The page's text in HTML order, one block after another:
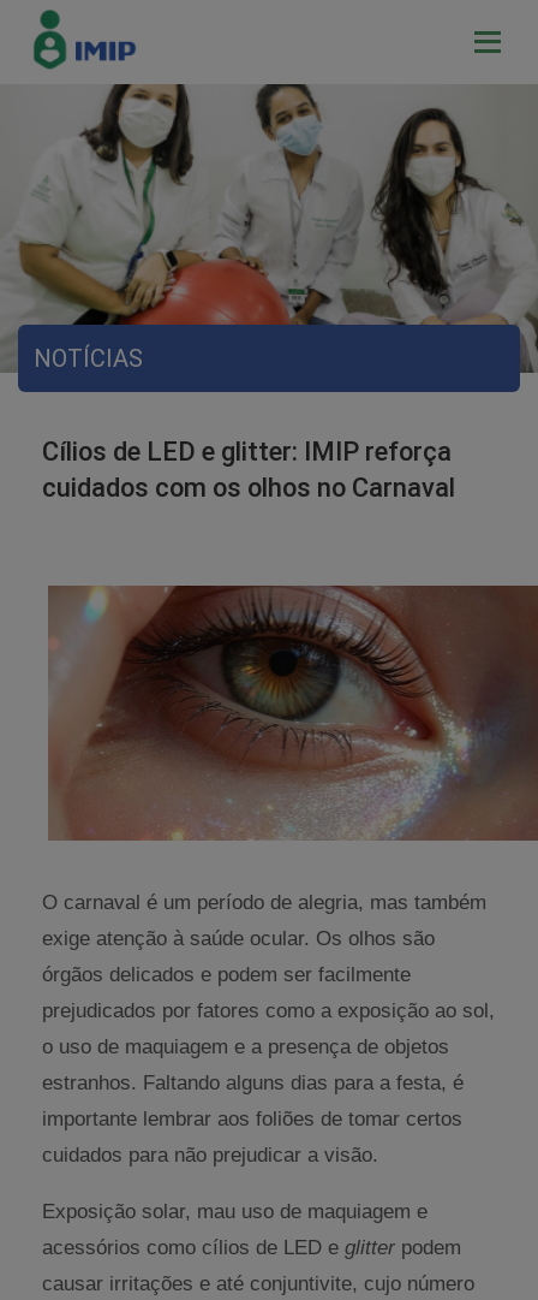
NOTÍCIAS
Cílios de LED e glitter: IMIP reforça
cuidados com os olhos no Carnaval
O carnaval é um período de alegria, mas também
exige atenção à saúde ocular. Os olhos são
órgãos delicados e podem ser facilmente
prejudicados por fatores como a exposição ao sol,
o uso de maquiagem e a presença de objetos
estranhos. Faltando alguns dias para a festa, é
importante lembrar aos foliões de tomar certos
cuidados para não prejudicar a visão.
Exposição solar, mau uso de maquiagem e
acessórios como cílios de LED e glitter podem
causar irritações e até conjuntivite, cujo número